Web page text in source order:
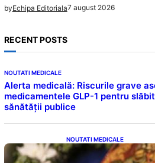
byEchipa Editoriala7 august 2026
RECENT POSTS
NOUTATI MEDICALE
Alerta medicală: Riscurile grave
medicamentele GLP-1 pentru
sănătății publice
NOUTATI MEDICALE
Postul Adormirii